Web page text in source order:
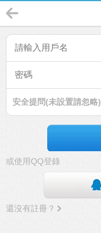
安全提問(未設置請忽略)
或使用QQ登錄
還沒有註冊？